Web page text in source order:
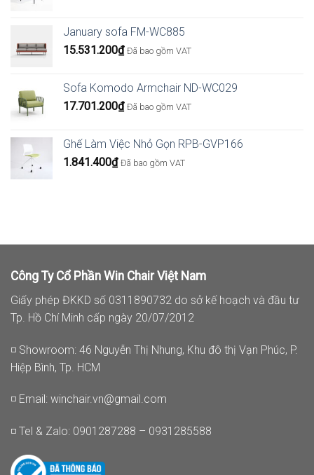
January sofa FM-WC885
15.531.200₫ Đã bao gồm VAT
Sofa Komodo Armchair ND-WC029
17.701.200₫ Đã bao gồm VAT
Ghế Làm Việc Nhỏ Gọn RPB-GVP166
1.841.400₫ Đã bao gồm VAT
Công Ty Cổ Phần Win Chair Việt Nam
Giấy phép ĐKKD số 0311890732 do sở kế hoạch và đầu tư
Tp. Hồ Chí Minh cấp ngày 20/07/2012
◽ Showroom: 46 Nguyễn Thị Nhung, Khu đô thị Vạn Phúc, P.
Hiệp Bình, Tp. HCM
◽ Email: winchair.vn@gmail.com
◽ Tel & Zalo: 0901287288 – 0931285588